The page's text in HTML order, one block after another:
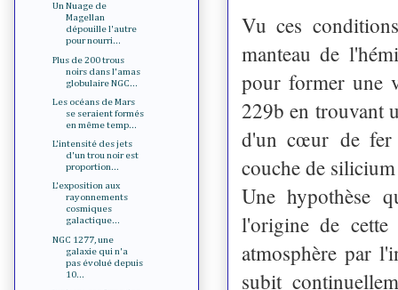
Vu ces
manteau de
pour former une
229b en trouvant
d'un cœur de fer
couche de
Une hypothèse
l'origine de cette
atmosphère par
subit
Un Nuage de
Magellan
dépouille l'autre
pour nourri...
Plus de 200 trous
noirs dans l'amas
globulaire NGC...
Les océans de Mars
se seraient formés
en même temp...
L'intensité des jets
d'un trou noir est
proportion...
L'exposition aux
rayonnements
cosmiques
galactique...
NGC 1277, une
galaxie qui n'a
pas évolué depuis
10...